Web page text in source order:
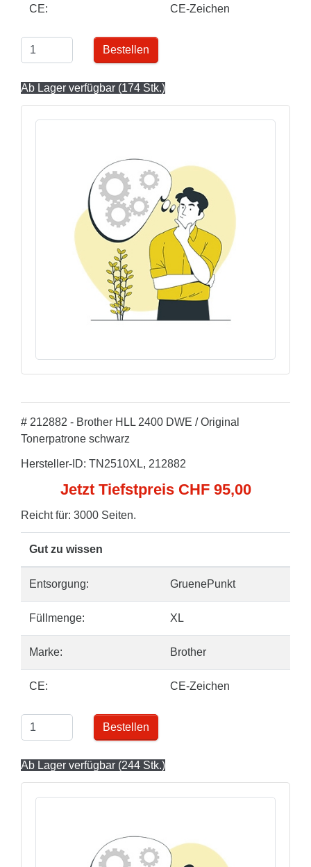
CE: CE-Zeichen
Bestellen
Ab Lager verfügbar (174 Stk.)
# 212882 - Brother HLL 2400 DWE / Original
Tonerpatrone schwarz
Hersteller-ID: TN2510XL, 212882
Jetzt Tiefstpreis CHF 95,00
Reicht für: 3000 Seiten.
Gut zu wissen
Entsorgung: GruenePunkt
Füllmenge: XL
Marke: Brother
CE: CE-Zeichen
Bestellen
Ab Lager verfügbar (244 Stk.)